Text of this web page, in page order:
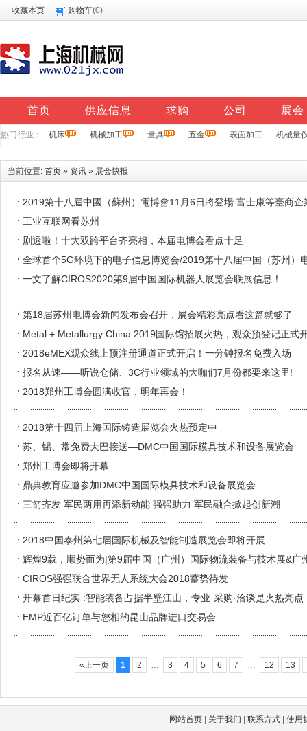
收藏本页 购物车(0)
首页 供应信息 求购 公司 展会
热门行业： 机床 机械加工 量具 五金 表面加工 机械量
当前位置: 首页 » 资讯 » 展会快报
2019第十八屆中國（蘇州）電博會11月6日將登場 富士康等臺商企
工业互联网看苏州
剧透啦！十大双跨平台齐亮相，本届电博会看点十足
全球首个5G环境下的电子信息博览会/2019第十八届中国（苏州）
一文了解CIROS2020第9届中国国际机器人展览会联展信息！
第18届苏州电博会新闻发布会召开，展会精彩亮点看这篇就够了
Metal + Metallurgy China 2019国际馆招展火热，观众预登记正式
2018eMEX观众线上预注册通道正式开启！一分钟报名免费入场
报名从速——听说仓储、3C行业领域的大咖们7月份都要来这里!
2018郑州工博会圆满收官，明年再会！
2018第十四届上海国际铸造展览会火热预定中
苏、锡、常免费大巴接送—DMC中国国际模具技术和设备展览会
郑州工博会即将开幕
鼎典教育应邀参加DMC中国国际模具技术和设备展览会
三箭齐发 军民两用再添新动能 强强助力 军民融合掀起创新潮
2018中国泰州第七届国际机械及智能制造展览会即将开展
辉煌9载，顺势而为|第9届中国（广州）国际物流装备与技术展&广
煌再续
CIROS强强联合世界无人系统大会2018蓄势待发
开幕首日纪实 :智能装备占据半壁江山，专业·采购·洽谈是火热亮点
EMP近百亿订单与您相约昆山品牌进口交易会
«上一页 1 2 … 3 4 5 6 7 … 12 13
网站首页 关于我们 |联系方式 |使用